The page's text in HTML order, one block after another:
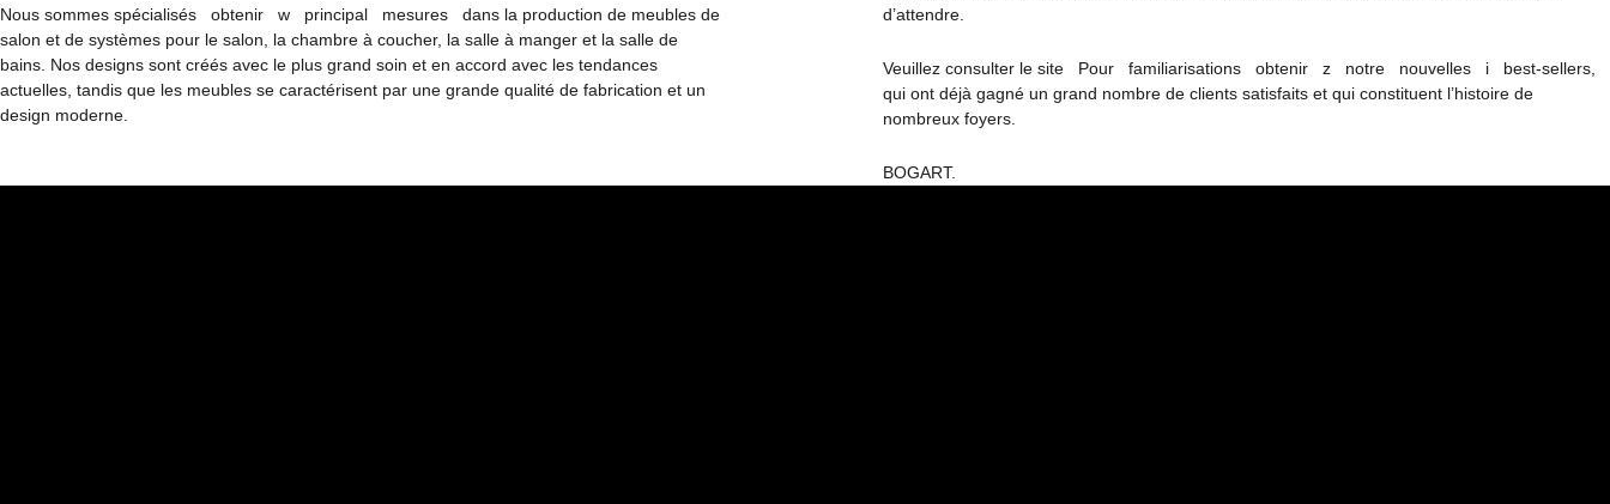
Nous sommes spécialisés obtenir w principal mesures dans la production de meubles de
salon et de systèmes pour le salon, la chambre à coucher, la salle à manger et la salle de
bains. Nos designs sont créés avec le plus grand soin et en accord avec les tendances
actuelles, tandis que les meubles se caractérisent par une grande qualité de fabrication et un
design moderne.
d’attendre.
Veuillez consulter le site Pour familiarisations obtenir z notre nouvelles i best-sellers,
qui ont déjà gagné un grand nombre de clients satisfaits et qui constituent l’histoire de
nombreux foyers.
BOGART.